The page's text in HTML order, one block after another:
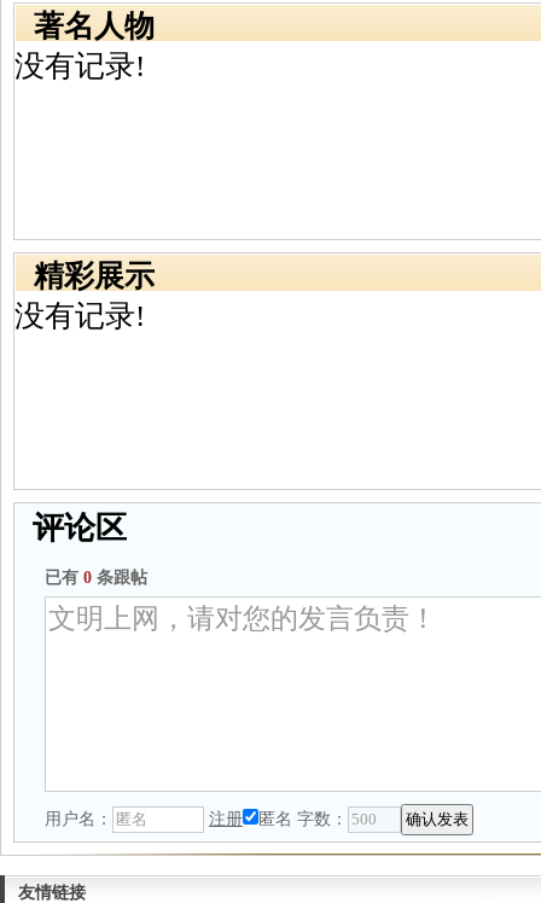
著名人物
没有记录!
精彩展示
没有记录!
评论区
已有 0 条跟帖
用户名： 注册 匿名 字数：
友情链接